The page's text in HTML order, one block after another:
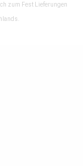
zum Fest Lieferungen